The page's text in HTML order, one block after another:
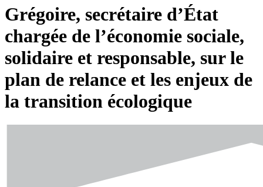
Grégoire, secrétaire d’État
chargée de l’économie sociale,
solidaire et responsable, sur le
plan de relance et les enjeux de
la transition écologique